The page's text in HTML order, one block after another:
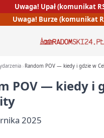
Uwaga! Upał (komunikat
Uwaga! Burze (komunikat
Random POV — kiedy i gdzie w
POV — kiedy i
2025